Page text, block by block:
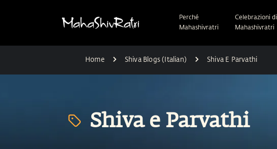
Perché
Mahashivratri
Celebrazioni di
Mahashivratri
Home Shiva Blogs (Italian) Shiva E Parvathi
Shiva e Parvathi